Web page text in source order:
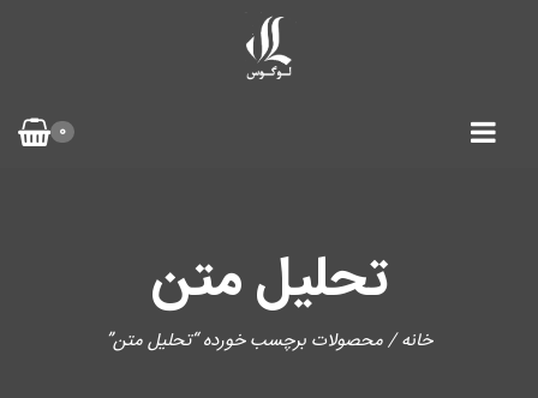
0
تحلیل متن
خانه/ محصولات برچسب خورده “تحلیل متن”